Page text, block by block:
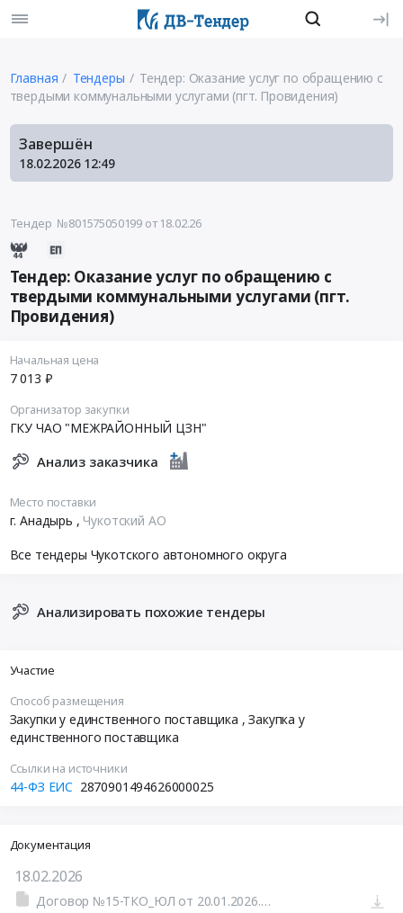
Главная Тендеры
Тендер: Оказание услуг по обращению с
твердыми коммунальными услугами (пгт. Провидения)
Завершён
18.02.2026 12:49
Тендер №801575050199 от 18.02.26
Тендер: Оказание услуг по обращению с
твердыми коммунальными услугами (пгт.
Провидения)
Начальная цена
7 013 ₽
Организатор закупки
ГКУ ЧАО "МЕЖРАЙОННЫЙ ЦЗН"
Анализ заказчика
Место поставки
г. Анадырь , Чукотский АО
Все тендеры Чукотского автономного округа
Анализировать похожие тендеры
Участие
Способ размещения
Закупки у единственного поставщика , Закупка у
единственного поставщика
Ссылки на источники
44-ФЗ ЕИС 2870901494626000025
Документация
18.02.2026
Договор №15-ТКО_ЮЛ от 20.01.2026.pdf